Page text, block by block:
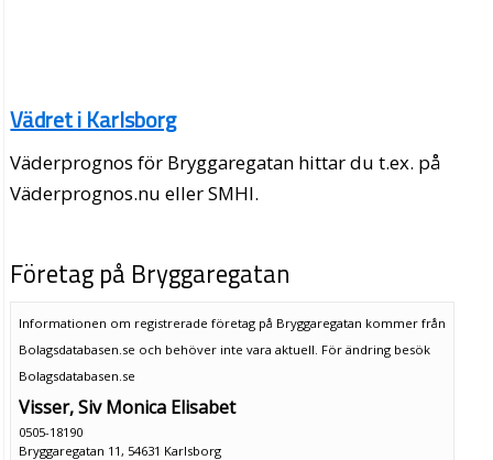
Vädret i Karlsborg
Väderprognos för Bryggaregatan hittar du t.ex. på
Väderprognos.nu eller SMHI.
Företag på Bryggaregatan
Informationen om registrerade företag på Bryggaregatan kommer från
Bolagsdatabasen.se och behöver inte vara aktuell. För ändring besök
Bolagsdatabasen.se
Visser, Siv Monica Elisabet
0505-18190
Bryggaregatan 11, 54631 Karlsborg